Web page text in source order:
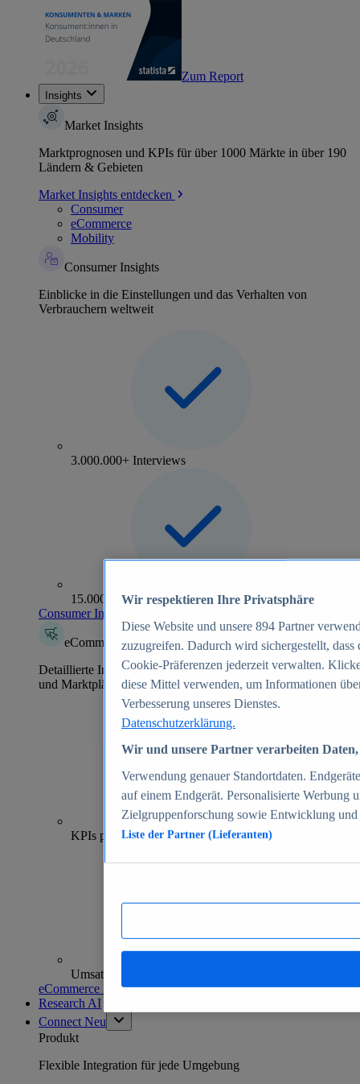
Zum Report
Insights
Market Insights
Marktprognosen und KPIs für über 1000 Märkte in über 190
Ländern & Gebieten
Market Insights entdecken
Consumer
eCommerce
Mobility
Consumer Insights
Einblicke in die Einstellungen und das Verhalten von
Verbrauchern weltweit
3.000.000+ Interviews
15.000+ Marken
Consumer Insights entdecken
eCommerce Insights
Detaillierte Informationen zu mehr als 39.000 Online-Shops
und Marktplätzen
70+
KPIs pro Shop
Umsatzanalysen und -prognosen
eCommerce Insights entdecken
Research AI
Connect Neu
Produkt
Flexible Integration für jede Umgebung
Wir respektieren Ihre Privatsphäre
Diese Website und unsere 894 Partner
zuzugreifen. Dadurch wird sichergestellt,
Cookie-Präferenzen jederzeit verwalten.
diese Mittel verwenden, um Informationen
Verbesserung unseres Dienstes.
Datenschutzerklärung.
Wir und unsere Partner verarbeiten
Verwendung genauer Standortdaten.
auf einem Endgerät. Personalisierte Werbung
Zielgruppenforschung sowie Entwicklung
Liste der Partner (Lieferanten)